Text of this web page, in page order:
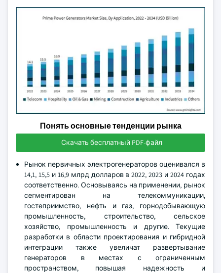
Понять основные тенденции рынка
Скачать бесплатный PDF-файл
Рынок первичных электрогенераторов оценивался в
14,1, 15,5 и 16,9 млрд долларов в 2022, 2023 и 2024 годах
соответственно. Основываясь на применении, рынок
сегментирован на телекоммуникации,
гостеприимство, нефть и газ, горнодобывающую
промышленность, строительство, сельское
хозяйство, промышленность и другие. Текущие
разработки в области проектирования и гибридной
интеграции также увеличат развертывание
генераторов в местах с ограниченным
пространством, повышая надежность и